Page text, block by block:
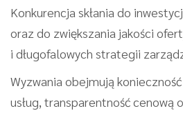
Konkurencja skłania do
oraz do zwiększania jakości
i długofalowych strategii
Wyzwania obejmują
usług, transparentność cenową